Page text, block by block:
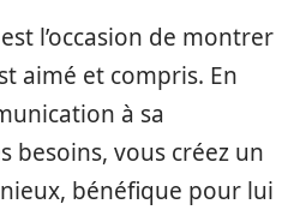
l’occasion de montrer
aimé et compris. En
à sa
besoins, vous créez un
bénéfique pour lui